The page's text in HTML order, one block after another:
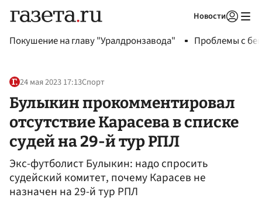
Новости
Покушение на главу "Уралдронзавода" Проблемы с
24 мая 2023 17:13Спорт
Булыкин прокомментировал
отсутствие Карасева в списке
судей на 29-й тур РПЛ
Экс-футболист Булыкин: надо спросить
судейский комитет, почему Карасев не
назначен на 29-й тур РПЛ